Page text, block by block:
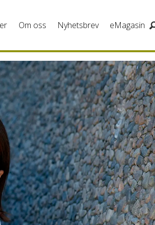
Om oss Nyhetsbrev eMagasin